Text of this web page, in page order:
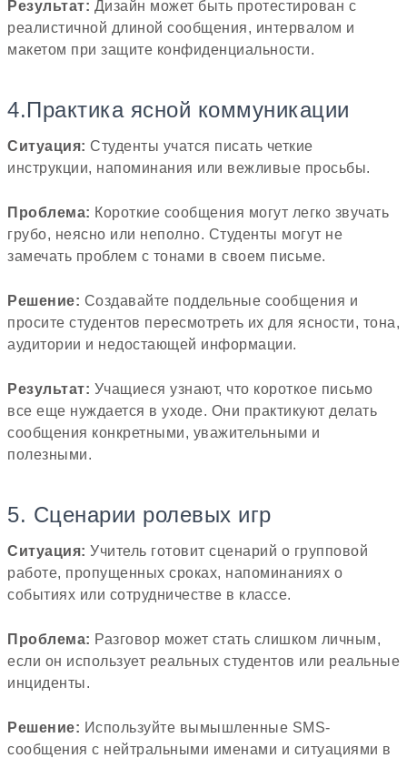
Результат: Дизайн может быть протестирован с
реалистичной длиной сообщения, интервалом и
макетом при защите конфиденциальности.
4.Практика ясной коммуникации
Ситуация: Студенты учатся писать четкие
инструкции, напоминания или вежливые просьбы.
Проблема: Короткие сообщения могут легко звучать
грубо, неясно или неполно. Студенты могут не
замечать проблем с тонами в своем письме.
Решение: Создавайте поддельные сообщения и
просите студентов пересмотреть их для ясности, тона,
аудитории и недостающей информации.
Результат: Учащиеся узнают, что короткое письмо
все еще нуждается в уходе. Они практикуют делать
сообщения конкретными, уважительными и
полезными.
5. Сценарии ролевых игр
Ситуация: Учитель готовит сценарий о групповой
работе, пропущенных сроках, напоминаниях о
событиях или сотрудничестве в классе.
Проблема: Разговор может стать слишком личным,
если он использует реальных студентов или реальные
инциденты.
Решение: Используйте вымышленные SMS-
сообщения с нейтральными именами и ситуациями в